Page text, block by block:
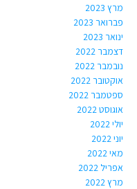
מרץ 2023
פברואר 2023
ינואר 2023
דצמבר 2022
נובמבר 2022
אוקטובר 2022
ספטמבר 2022
אוגוסט 2022
יולי 2022
יוני 2022
מאי 2022
אפריל 2022
מרץ 2022